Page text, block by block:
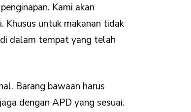
Kami akan
Khusus untuk makanan tidak
dalam tempat yang telah
Barang bawaan harus
dengan APD yang sesuai.